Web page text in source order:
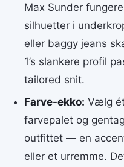
Max Sunder
silhuetter i
eller baggy jeans
1’s slankere profil
tailored snit.
Farve-ekko: Vælg
farvepalet og
outfittet — en
eller et urremme.